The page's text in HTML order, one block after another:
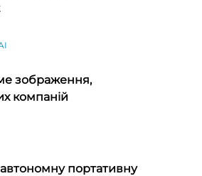
зображення,
компаній
портативну